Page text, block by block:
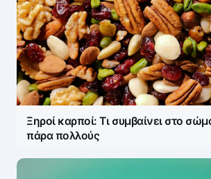
Ξηροί καρποί: Τι συμβαίνει στο
πάρα πολλούς